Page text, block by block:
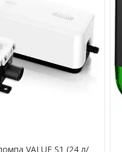
VALUE S1 (24 л/